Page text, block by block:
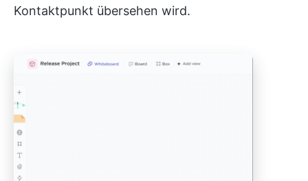
Kontaktpunkt übersehen wird.